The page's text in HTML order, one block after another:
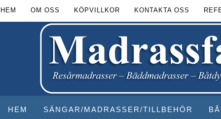
HEM OM OSS KÖPVILLKOR KONTAKTA OSS
HEM SÄNGAR/MADRASSER/TILLBEHÖR